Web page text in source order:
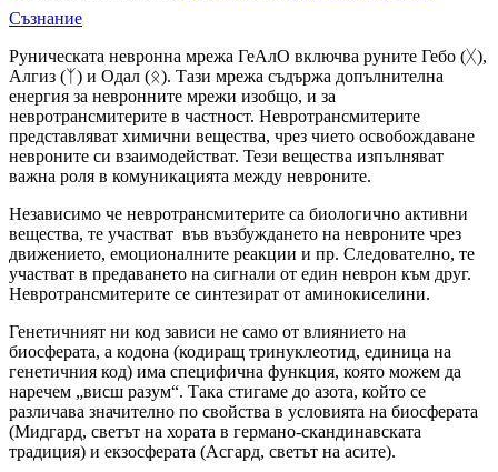
Съзнание
Руническата невронна мрежа ГеАлО включва руните Гебо (ᚷ),
Алгиз (ᛉ) и Одал (ᛟ). Тази мрежа съдържа допълнителна
енергия за невронните мрежи изобщо, и за
невротрансмитерите в частност. Невротрансмитерите
представляват химични вещества, чрез чието освобождаване
невроните си взаимодействат. Тези вещества изпълняват
важна роля в комуникацията между невроните.
Независимо че невротрансмитерите са биологично активни
вещества, те участват във възбуждането на невроните чрез
движението, емоционалните реакции и пр. Следователно, те
участват в предаването на сигнали от един неврон към друг.
Невротрансмитерите се синтезират от аминокиселини.
Генетичният ни код зависи не само от влиянието на
биосферата, а кодона (кодиращ тринуклеотид, единица на
генетичния код) има специфична функция, която можем да
наречем „висш разум“. Така стигаме до азота, който се
различава значително по свойства в условията на биосферата
(Мидгард, светът на хората в германо-скандинавската
традиция) и екзосферата (Асгард, светът на асите).